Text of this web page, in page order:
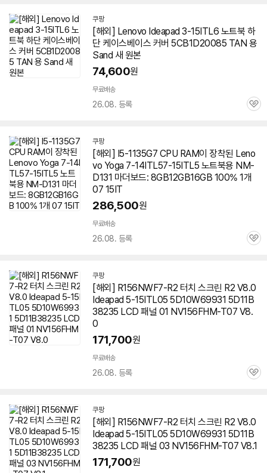
쿠팡
[해외] Lenovo Ideapad 3-15ITL6 노트북 하
단 케이스베이스 커버 5CB1D20085 TAN 용
Sand 새 원본
74,600원
무료배송
26.08. 등록
관
쿠팡
[해외] I5-1135G7 CPU RAM이 장착된 Leno
vo Yoga 7-14ITL57-15ITL5 노트북용 NM-
D131 마더보드: 8GB12GB16GB 100% 1개
07 15IT
286,500원
무료배송
26.08. 등록
관
쿠팡
[해외] R156NWF7-R2 터치 스크린 R2 V8.0
Ideapad 5-15ITL05 5D10W69931 5D11B
38235 LCD 패널 01 NV156FHM-T07 V8.
0
171,700원
무료배송
26.08. 등록
관
쿠팡
[해외] R156NWF7-R2 터치 스크린 R2 V8.0
Ideapad 5-15ITL05 5D10W69931 5D11B
38235 LCD 패널 03 NV156FHM-T07 V8.1
171,700원